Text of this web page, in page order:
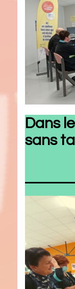
Dans
sans